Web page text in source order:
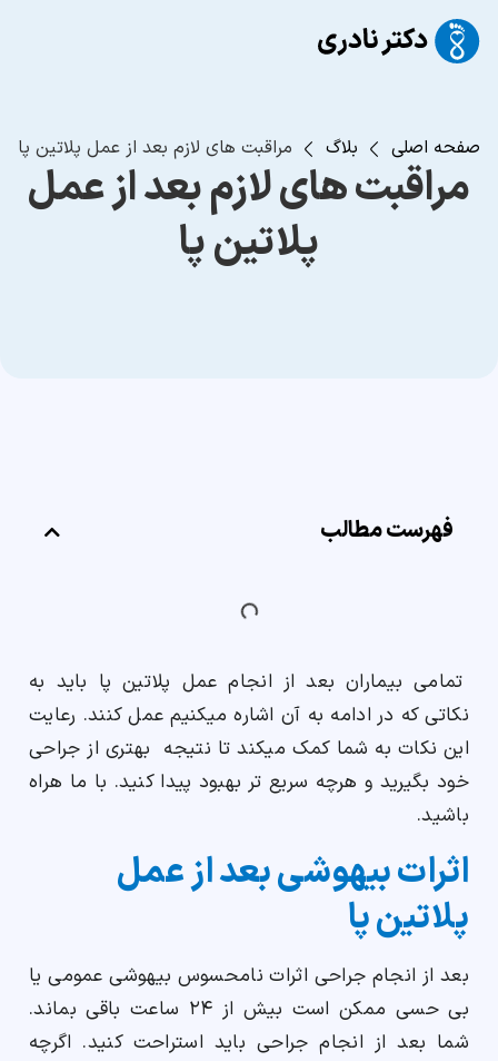
صفحه اصلی بلاگ مراقبت های لازم بعد از عمل پلاتین پا
مراقبت های لازم بعد از عمل
پلاتین پا
فهرست مطالب
تمامی بیماران بعد از انجام عمل پلاتین پا باید به
نکاتی که در ادامه به آن اشاره میکنیم عمل کنند. رعایت
این نکات به شما کمک میکند تا نتیجه بهتری از جراحی
خود بگیرید و هرچه سریع تر بهبود پیدا کنید. با ما هراه
باشید.
اثرات بیهوشی بعد از عمل
پلاتین پا
بعد از انجام جراحی اثرات نامحسوس بیهوشی عمومی یا
بی حسی ممکن است بیش از ۲۴ ساعت باقی بماند.
شما بعد از انجام جراحی باید استراحت کنید. اگرچه